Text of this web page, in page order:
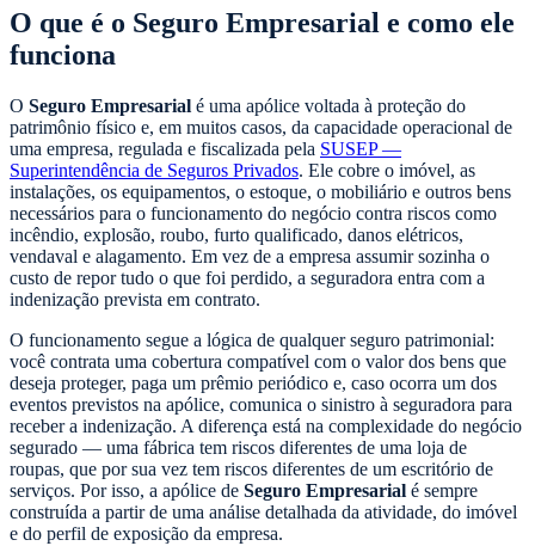
O que é o Seguro Empresarial e como ele
funciona
O Seguro Empresarial é uma apólice voltada à proteção do
patrimônio físico e, em muitos casos, da capacidade operacional de
uma empresa, regulada e fiscalizada pela SUSEP —
Superintendência de Seguros Privados. Ele cobre o imóvel, as
instalações, os equipamentos, o estoque, o mobiliário e outros bens
necessários para o funcionamento do negócio contra riscos como
incêndio, explosão, roubo, furto qualificado, danos elétricos,
vendaval e alagamento. Em vez de a empresa assumir sozinha o
custo de repor tudo o que foi perdido, a seguradora entra com a
indenização prevista em contrato.
O funcionamento segue a lógica de qualquer seguro patrimonial:
você contrata uma cobertura compatível com o valor dos bens que
deseja proteger, paga um prêmio periódico e, caso ocorra um dos
eventos previstos na apólice, comunica o sinistro à seguradora para
receber a indenização. A diferença está na complexidade do negócio
segurado — uma fábrica tem riscos diferentes de uma loja de
roupas, que por sua vez tem riscos diferentes de um escritório de
serviços. Por isso, a apólice de Seguro Empresarial é sempre
construída a partir de uma análise detalhada da atividade, do imóvel
e do perfil de exposição da empresa.